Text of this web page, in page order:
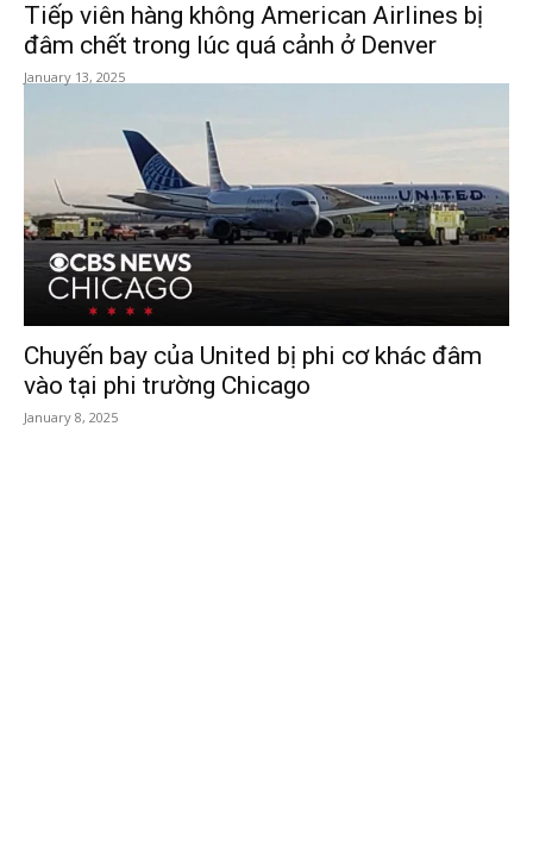
Tiếp viên hàng không American Airlines bị
đâm chết trong lúc quá cảnh ở Denver
January 13, 2025
Chuyến bay của United bị phi cơ khác đâm
vào tại phi trường Chicago
January 8, 2025